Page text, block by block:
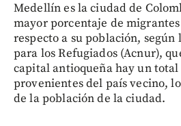
Medellín es la ciudad de
mayor porcentaje de
respecto a su población, según
para los Refugiados (Acnur),
capital antioqueña hay un total
provenientes del país vecino,
de la población de la ciudad.